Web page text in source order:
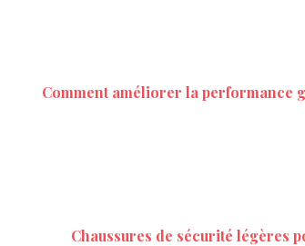
Comment améliorer la performance
Chaussures de sécurité légères